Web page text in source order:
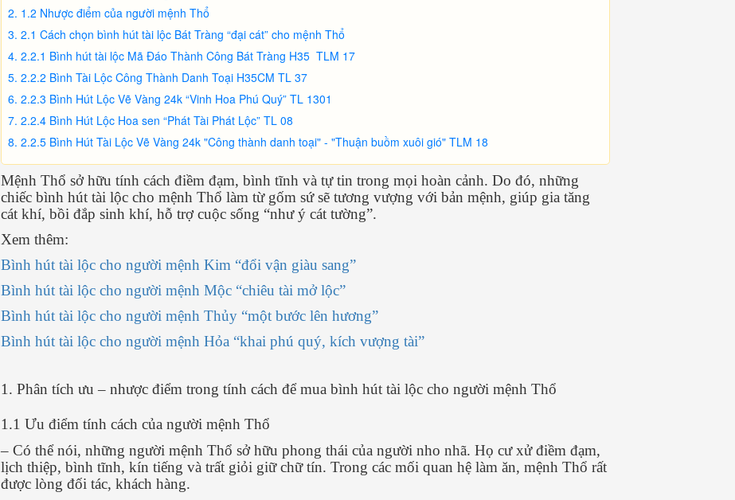
1.2 Nhược điểm của người mệnh Thổ
2.1 Cách chọn bình hút tài lộc Bát Tràng “đại cát” cho mệnh Thổ
2.2.1 Bình hút tài lộc Mã Đáo Thành Công Bát Tràng H35 TLM 17
2.2.2 Bình Tài Lộc Công Thành Danh Toại H35CM TL 37
2.2.3 Bình Hút Lộc Vẽ Vàng 24k “Vinh Hoa Phú Quý” TL 1301
2.2.4 Bình Hút Lộc Hoa sen “Phát Tài Phát Lộc” TL 08
2.2.5 Bình Hút Tài Lộc Vẽ Vàng 24k "Công thành danh toại" - "Thuận buồm xuôi gió" TLM 18
Mệnh Thổ sở hữu tính cách điềm đạm, bình tĩnh và tự tin trong mọi hoàn cảnh. Do đó, những
chiếc bình hút tài lộc cho mệnh Thổ làm từ gốm sứ sẽ tương vượng với bản mệnh, giúp gia tăng
cát khí, bồi đắp sinh khí, hỗ trợ cuộc sống “như ý cát tường”.
Xem thêm:
Bình hút tài lộc cho người mệnh Kim “đổi vận giàu sang”
Bình hút tài lộc cho người mệnh Mộc “chiêu tài mở lộc”
Bình hút tài lộc cho người mệnh Thủy “một bước lên hương”
Bình hút tài lộc cho người mệnh Hỏa “khai phú quý, kích vượng tài”
1. Phân tích ưu – nhược điểm trong tính cách để mua bình hút tài lộc cho người mệnh Thổ
1.1 Ưu điểm tính cách của người mệnh Thổ
– Có thể nói, những người mệnh Thổ sở hữu phong thái của người nho nhã. Họ cư xử điềm đạm,
lịch thiệp, bình tĩnh, kín tiếng và trất giỏi giữ chữ tín. Trong các mối quan hệ làm ăn, mệnh Thổ rất
được lòng đối tác, khách hàng.